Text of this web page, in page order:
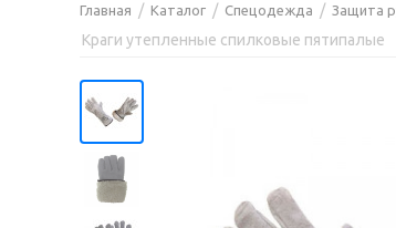
Главная / Каталог / Спецодежда / Защита
Краги утепленные спилковые пятипалые